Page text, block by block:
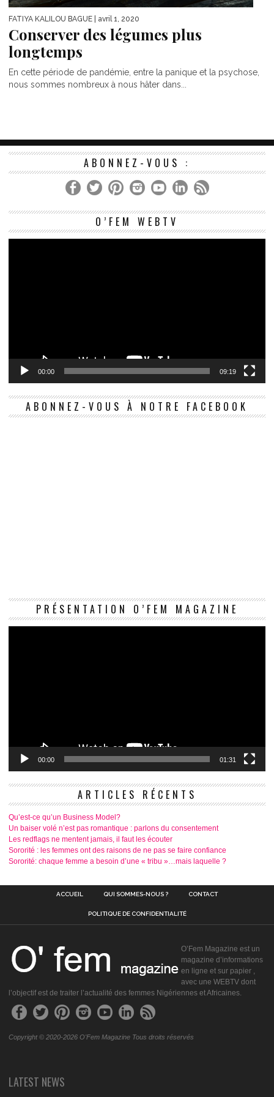
FATIYA KALILOU BAGUE | avril 1, 2020
Conserver des légumes plus
longtemps
En cette période de pandémie, entre la panique et la psychose,
nous sommes nombreux à nous hâter dans...
ABONNEZ-VOUS :
O’FEM WEBTV
00:00 09:19
ABONNEZ-VOUS À NOTRE FACEBOOK
PRÉSENTATION O’FEM MAGAZINE
00:00 01:31
ARTICLES RÉCENTS
Qu’est-ce qu’un Business Model?
Un baiser volé n’est pas romantique : parlons du consentement
Les redflags ne mentent jamais, il faut les écouter
Sororité : les femmes ont des raisons de ne pas se faire confiance
Sororité: chaque femme a besoin d’une « tribu »…mais laquelle ?
ACCUEIL QUI SOMMES-NOUS ? CONTACT
POLITIQUE DE CONFIDENTIALITÉ
O’Fem Magazine est un
magazine d’informations
en ligne et sur papier ,
avec une WEBTV dont
l’objectif est de traiter l’actualité des femmes Nigériennes et Africaines.
Copyright © 2020-2026 O'Fem Magazine Tous droits réservés
LATEST NEWS